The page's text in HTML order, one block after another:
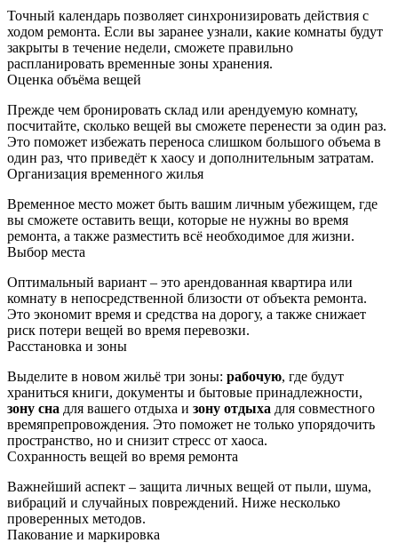
Точный календарь позволяет синхронизировать действия с
ходом ремонта. Если вы заранее узнали, какие комнаты будут
закрыты в течение недели, сможете правильно
распланировать временные зоны хранения.
Оценка объёма вещей
Прежде чем бронировать склад или арендуемую комнату,
посчитайте, сколько вещей вы сможете перенести за один раз.
Это поможет избежать переноса слишком большого объема в
один раз, что приведёт к хаосу и дополнительным затратам.
Организация временного жилья
Временное место может быть вашим личным убежищем, где
вы сможете оставить вещи, которые не нужны во время
ремонта, а также разместить всё необходимое для жизни.
Выбор места
Оптимальный вариант – это арендованная квартира или
комнату в непосредственной близости от объекта ремонта.
Это экономит время и средства на дорогу, а также снижает
риск потери вещей во время перевозки.
Расстановка и зоны
Выделите в новом жильё три зоны: рабочую, где будут
храниться книги, документы и бытовые принадлежности,
зону сна для вашего отдыха и зону отдыха для совместного
времяпрепровождения. Это поможет не только упорядочить
пространство, но и снизит стресс от хаоса.
Сохранность вещей во время ремонта
Важнейший аспект – защита личных вещей от пыли, шума,
вибраций и случайных повреждений. Ниже несколько
проверенных методов.
Пакование и маркировка